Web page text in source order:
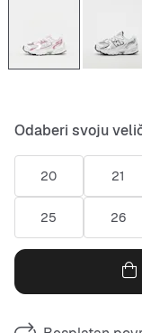
Odaberi svoju
20 21
25 26